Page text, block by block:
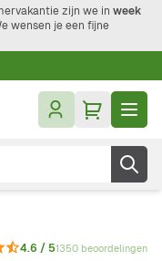
zijn we in week
wensen je een fijne
4.6 / 51350 beoordelingen